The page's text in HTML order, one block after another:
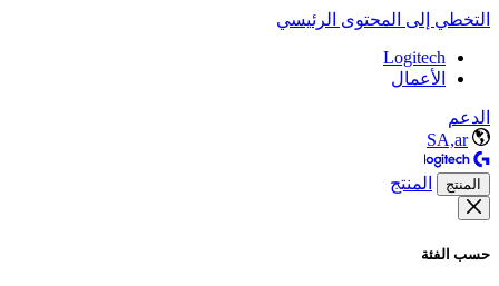
التخطي إلى المحتوى الرئيسي
Logitech
الأعمال
الدعم
SA,ar
المنتج المنتج
حسب الفئة